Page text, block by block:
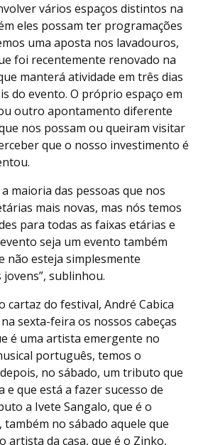
vários espaços distintos na
eles possam ter programações
uma aposta nos lavadouros,
foi recentemente renovado na
manterá atividade em três dias
do evento. O próprio espaço em
outro apontamento diferente
nos possam ou queiram visitar
que o nosso investimento é
maioria das pessoas que nos
mais novas, mas nós temos
para todas as faixas etárias e
seja um evento também
não esteja simplesmente
sublinhou.
cartaz do festival, André Cabica
sexta-feira os nossos cabeças
é uma artista emergente no
português, temos o
no sábado, um tributo que
e que está a fazer sucesso de
a Ivete Sangalo, que é o
no sábado aquele que
artista da casa, que é o Zinko,